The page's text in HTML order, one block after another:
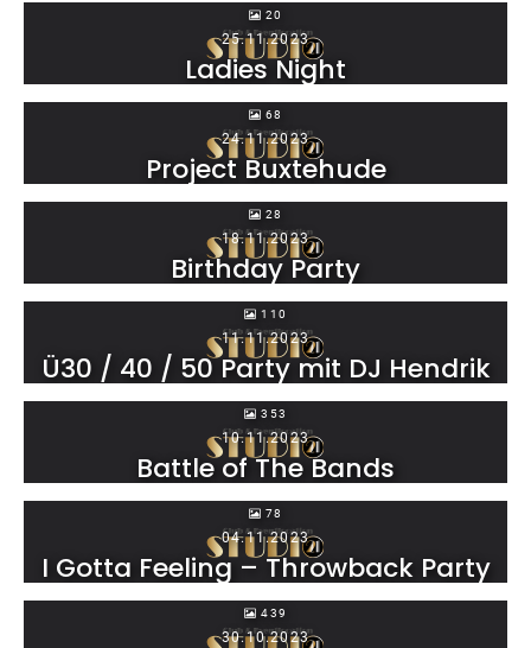
20
25.11.2023
Ladies Night
68
24.11.2023
Project Buxtehude
28
18.11.2023
Birthday Party
110
11.11.2023
Ü30 / 40 / 50 Party mit DJ Hendrik
353
10.11.2023
Battle of The Bands
78
04.11.2023
I Gotta Feeling – Throwback Party
439
30.10.2023